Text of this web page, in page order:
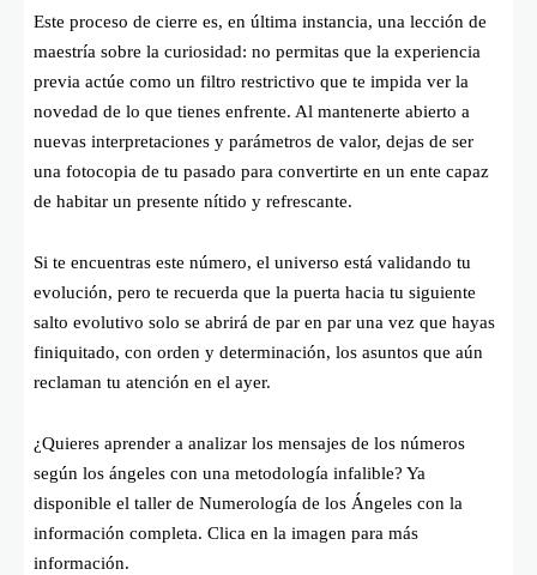
Este proceso de cierre es, en última instancia, una lección de
maestría sobre la curiosidad: no permitas que la experiencia
previa actúe como un filtro restrictivo que te impida ver la
novedad de lo que tienes enfrente. Al mantenerte abierto a
nuevas interpretaciones y parámetros de valor, dejas de ser
una fotocopia de tu pasado para convertirte en un ente capaz
de habitar un presente nítido y refrescante.
Si te encuentras este número, el universo está validando tu
evolución, pero te recuerda que la puerta hacia tu siguiente
salto evolutivo solo se abrirá de par en par una vez que hayas
finiquitado, con orden y determinación, los asuntos que aún
reclaman tu atención en el ayer.
¿Quieres aprender a analizar los mensajes de los números
según los ángeles con una metodología infalible? Ya
disponible el taller de Numerología de los Ángeles con la
información completa. Clica en la imagen para más
información.